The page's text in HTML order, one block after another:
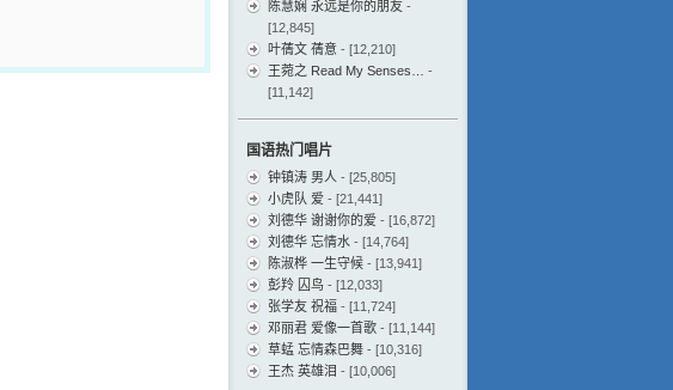
陈慧娴 永远是你的朋友 -
[12,845]
叶蒨文 蒨意 - [12,210]
王菀之 Read My Senses…
-
[11,142]
国语热门唱片
钟镇涛 男人 - [25,805]
小虎队 爱 - [21,441]
刘德华 谢谢你的爱 - [16,872]
刘德华 忘情水 - [14,764]
陈淑桦 一生守候 - [13,941]
彭羚 囚鸟 - [12,033]
张学友 祝福 - [11,724]
邓丽君 爱像一首歌 - [11,144]
草蜢 忘情森巴舞 - [10,316]
王杰 英雄泪 - [10,006]